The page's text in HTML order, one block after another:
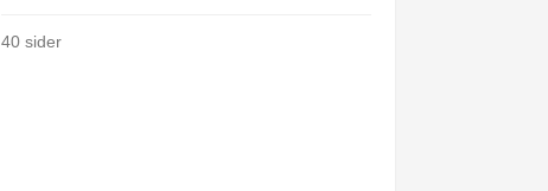
40 sider